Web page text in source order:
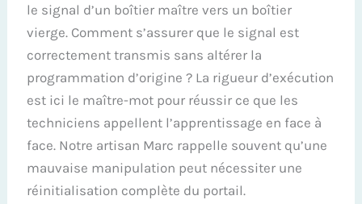
le signal d’un boîtier maître vers un boîtier
vierge. Comment s’assurer que le signal est
correctement transmis sans altérer la
programmation d’origine ? La rigueur d’exécution
est ici le maître-mot pour réussir ce que les
techniciens appellent l’apprentissage en face à
face. Notre artisan Marc rappelle souvent qu’une
mauvaise manipulation peut nécessiter une
réinitialisation complète du portail.